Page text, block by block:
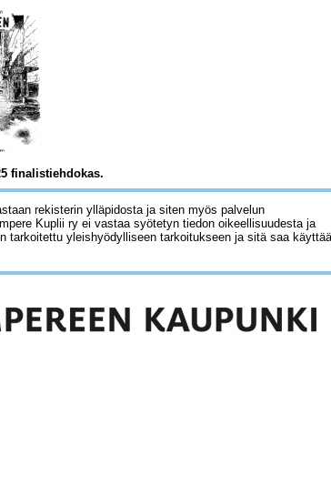
finalistiehdokas.
rekisterin ylläpidosta ja siten myös palvelun
Kuplii ry ei vastaa syötetyn tiedon oikeellisuudesta ja
tarkoitettu yleishyödylliseen tarkoitukseen ja sitä saa käyttää